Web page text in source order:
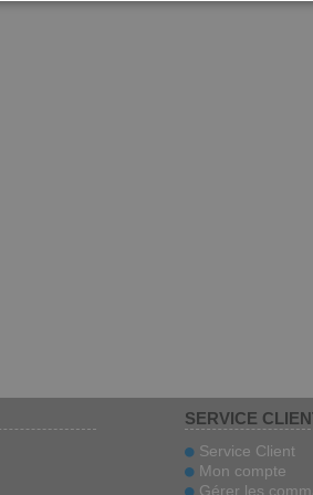
SERVICE
Service Client
Mon compte
Gérer les